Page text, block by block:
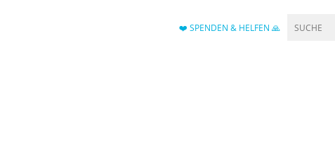
❤️ SPENDEN & HELFEN 🙏